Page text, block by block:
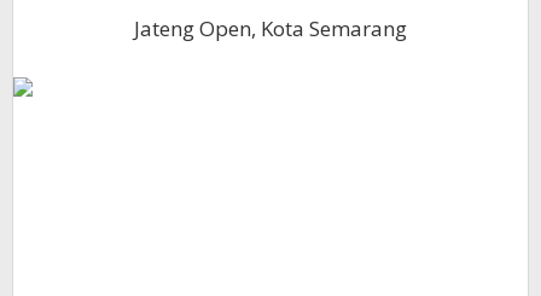
Jateng Open, Kota Semarang